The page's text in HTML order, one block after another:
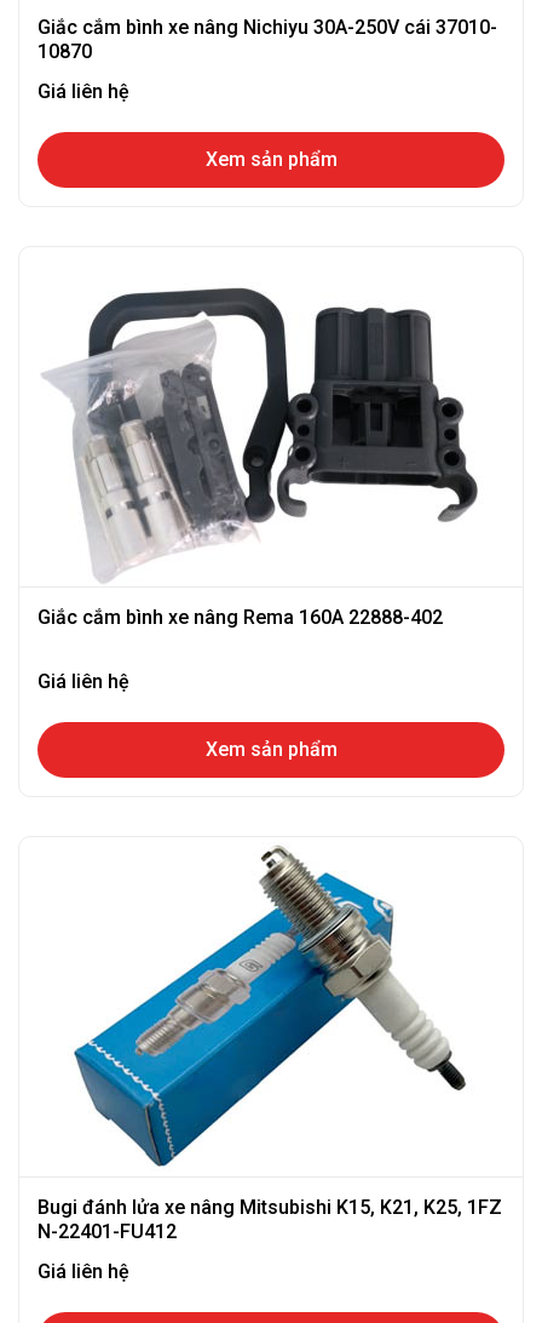
Giắc cắm bình xe nâng Nichiyu 30A-250V cái 37010-
10870
Giá liên hệ
Xem sản phẩm
Giắc cắm bình xe nâng Rema 160A 22888-402
Giá liên hệ
Xem sản phẩm
Bugi đánh lửa xe nâng Mitsubishi K15, K21, K25, 1FZ
N-22401-FU412
Giá liên hệ